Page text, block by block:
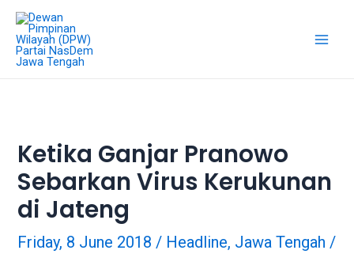
18Tube.tv
free
videos.
You
can
create
verified
Ketika Ganjar Pranowo
Sebarkan Virus Kerukunan
di Jateng
Friday, 8 June 2018/ Headline, Jawa Tengah /